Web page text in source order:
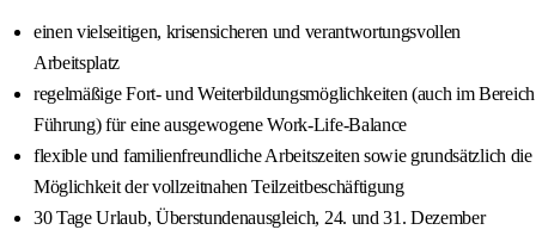
einen vielseitigen, krisensicheren und verantwortungsvollen
Arbeitsplatz
regelmäßige Fort- und Weiterbildungsmöglichkeiten (auch im Bereich
Führung) für eine ausgewogene Work-Life-Balance
flexible und familienfreundliche Arbeitszeiten sowie grundsätzlich die
Möglichkeit der vollzeitnahen Teilzeitbeschäftigung
30 Tage Urlaub, Überstundenausgleich, 24. und 31. Dezember